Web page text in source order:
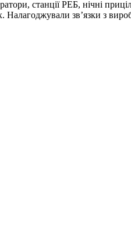
станції РЕБ, нічні
Налагоджували зв’язки з